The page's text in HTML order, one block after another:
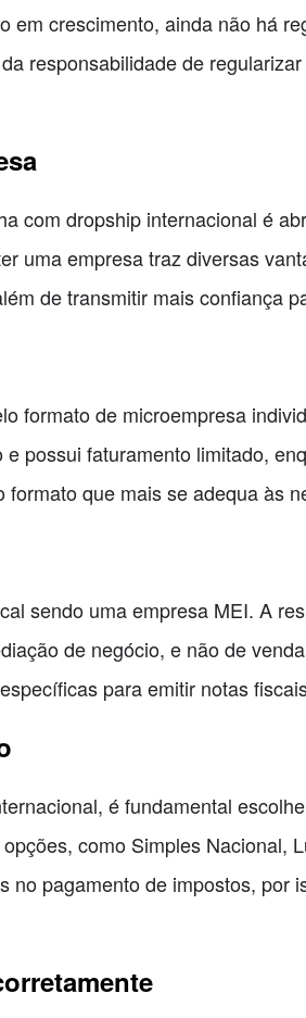
em crescimento, ainda não há
responsabilidade de
com dropship internacional é
uma empresa traz diversas
de transmitir mais confiança
formato de microempresa
possui faturamento limitado,
que mais se adequa às
sendo uma empresa MEI. A
de negócio, e não de
para emitir notas
é fundamental
como Simples Nacional,
pagamento de impostos, por